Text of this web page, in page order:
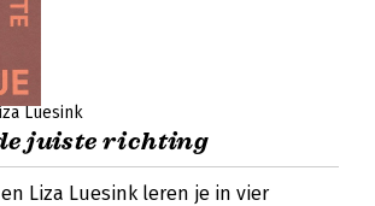
Luesink
juiste richting
en Liza Luesink leren je in vier